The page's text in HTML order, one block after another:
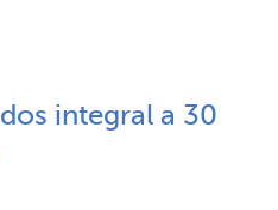
integral a 30